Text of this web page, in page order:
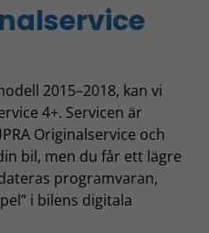
2015–2018, kan vi
4+. Servicen är
Originalservice och
bil, men du får ett lägre
programvaran,
i bilens digitala